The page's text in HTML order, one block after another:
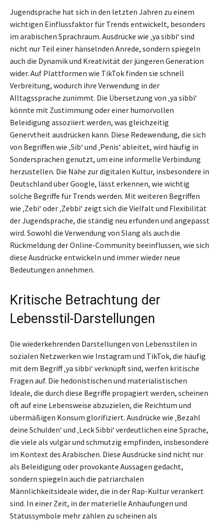
Jugendsprache hat sich in den letzten Jahren zu einem
wichtigen Einflussfaktor für Trends entwickelt, besonders
im arabischen Sprachraum. Ausdrücke wie ‚ya sibbi‘ sind
nicht nur Teil einer hänselnden Anrede, sondern spiegeln
auch die Dynamik und Kreativität der jüngeren Generation
wider. Auf Plattformen wie TikTok finden sie schnell
Verbreitung, wodurch ihre Verwendung in der
Alltagssprache zunimmt. Die Übersetzung von ‚ya sibbi‘
könnte mit Zustimmung oder einer humorvollen
Beleidigung assoziiert werden, was gleichzeitig
Genervtheit ausdrücken kann. Diese Redewendung, die sich
von Begriffen wie ‚Sib‘ und ‚Penis‘ ableitet, wird häufig in
Sondersprachen genutzt, um eine informelle Verbindung
herzustellen. Die Nähe zur digitalen Kultur, insbesondere in
Deutschland über Google, lässt erkennen, wie wichtig
solche Begriffe für Trends werden. Mit weiteren Begriffen
wie ‚Zebi‘ oder ‚Zebbi‘ zeigt sich die Vielfalt und Flexibilität
der Jugendsprache, die ständig neu erfunden und angepasst
wird. Sowohl die Verwendung von Slang als auch die
Rückmeldung der Online-Community beeinflussen, wie sich
diese Ausdrücke entwickeln und immer wieder neue
Bedeutungen annehmen.
Kritische Betrachtung der
Lebensstil-Darstellungen
Die wiederkehrenden Darstellungen von Lebensstilen in
sozialen Netzwerken wie Instagram und TikTok, die häufig
mit dem Begriff ‚ya sibbi‘ verknüpft sind, werfen kritische
Fragen auf. Die hedonistischen und materialistischen
Ideale, die durch diese Begriffe propagiert werden, scheinen
oft auf eine Lebensweise abzuzielen, die Reichtum und
übermäßigen Konsum glorifiziert. Ausdrücke wie ‚Bezahl
deine Schulden‘ und ‚Leck Sibbi‘ verdeutlichen eine Sprache,
die viele als vulgär und schmutzig empfinden, insbesondere
im Kontext des Arabischen. Diese Ausdrücke sind nicht nur
als Beleidigung oder provokante Aussagen gedacht,
sondern spiegeln auch die patriarchalen
Männlichkeitsideale wider, die in der Rap-Kultur verankert
sind. In einer Zeit, in der materielle Anhäufungen und
Statussymbole mehr zählen zu scheinen als